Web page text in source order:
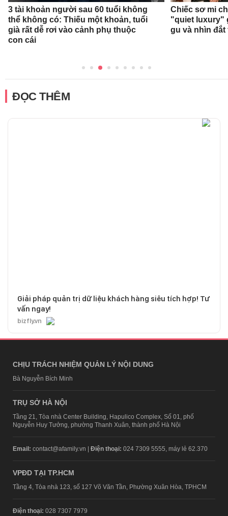
3 tài khoản người sau 60 tuổi không
thể không có: Thiếu một khoản, tuổi
già rất dễ rơi vào cảnh phụ thuộc
con cái
Chiếc sơ mi
"quiet luxury"
gu và nhìn
ĐỌC THÊM
Giải pháp quản trị dữ liệu khách hàng siêu tích hợp! Tư
vấn ngay!
bizfly.vn
CHỊU TRÁCH NHIỆM QUẢN LÝ NỘI DUNG
Bà Nguyễn Bích Minh
TRỤ SỞ HÀ NỘI
Tầng 21, Tòa nhà Center Building, Hapulico Complex, Số 01, phố
Nguyễn Huy Tưởng, phường Thanh Xuân, thành phố Hà Nội
Email: contact@afamily.vn | Điện thoại: 024 7309 5555, máy lẻ 62.370
VPĐD TẠI TP.HCM
Tầng 4, Tòa nhà 123, số 127 Võ Văn Tần, Phường Xuân Hòa, TPHCM
Điện thoại: 028 7307 7979